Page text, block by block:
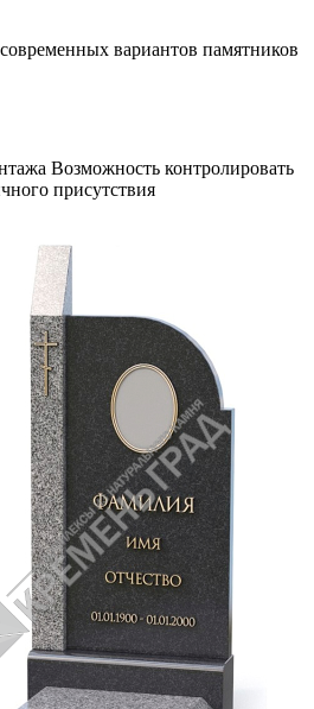
вариантов памятников
Возможность контролировать
присутствия